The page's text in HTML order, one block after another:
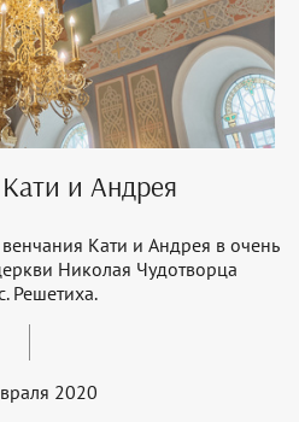
и Андрея
Кати и Андрея в очень
Николая Чудотворца
Решетиха.
2020